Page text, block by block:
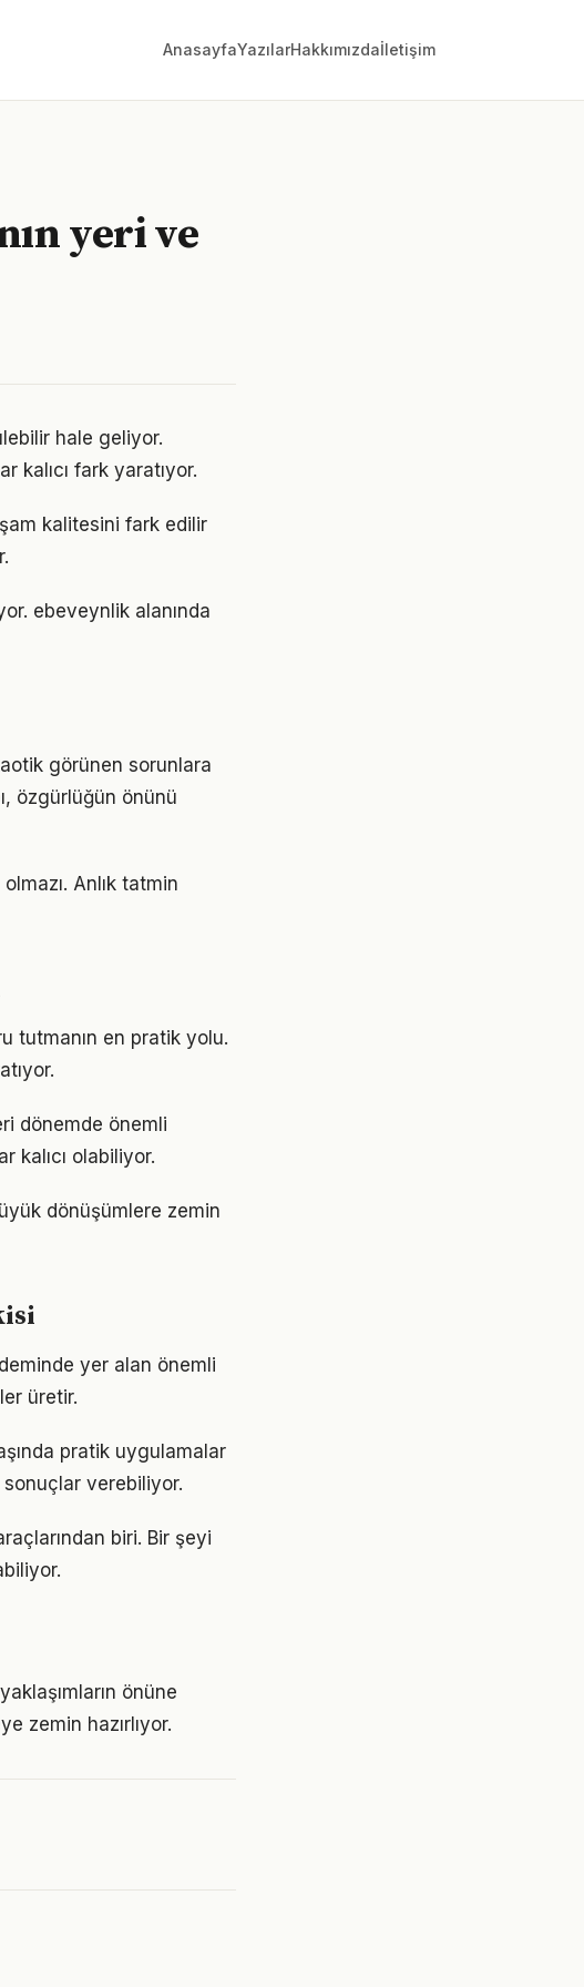
AnasayfaYazılarHakkımızdaİletişim
yeri ve
hale geliyor.
kalıcı fark yaratıyor.
kalitesini fark edilir
ebeveynlik alanında
görünen sorunlara
özgürlüğün önünü
Anlık tatmin
tutmanın en pratik yolu.
dönemde önemli
kalıcı olabiliyor.
dönüşümlere zemin
yer alan önemli
üretir.
pratik uygulamalar
verebiliyor.
biri. Bir şeyi
önüne
zemin hazırlıyor.